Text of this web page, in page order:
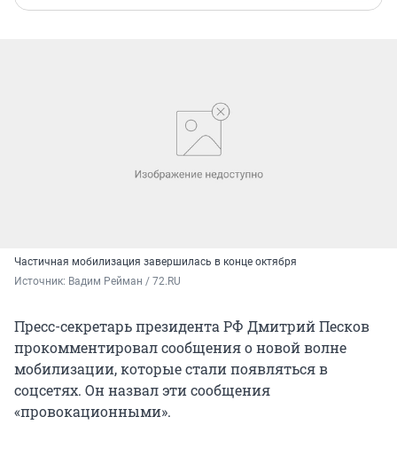
Частичная мобилизация завершилась в конце октября
Источник: Вадим Рейман / 72.RU
Пресс-секретарь президента РФ Дмитрий Песков
прокомментировал сообщения о новой волне
мобилизации, которые стали появляться в
соцсетях. Он назвал эти сообщения
«провокационными».